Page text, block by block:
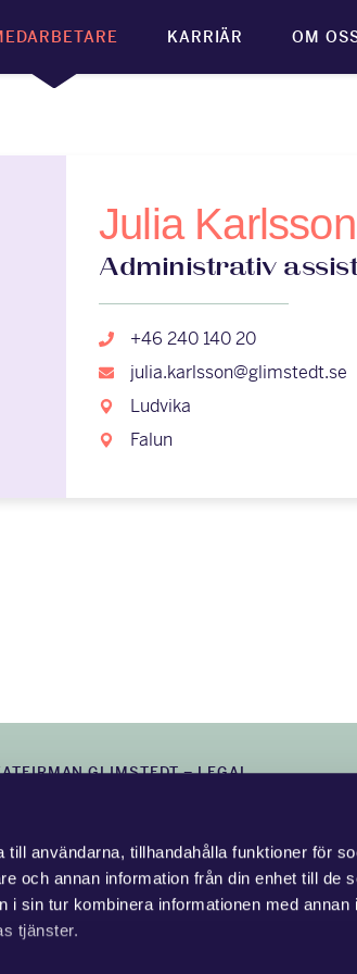
användarna, tillhandahålla funktioner för
och annan information från din enhet till de
sin tur kombinera informationen med annan
tjänster.
KARRIÄR OM
Julia Karlsson
Administrativ
+46 240 140 20
julia.karlsson@glimstedt.se
Ludvika
Falun
GLIMSTEDT –LEGAL